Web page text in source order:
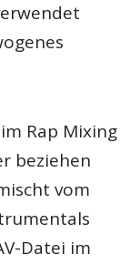
Rap Mixing
beziehen
vom
Datei im